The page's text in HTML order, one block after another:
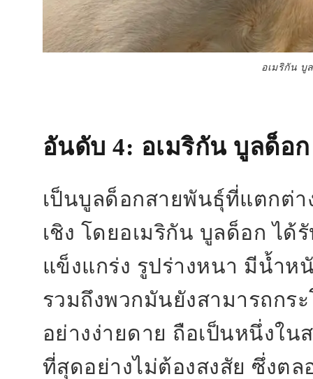
อเมริกัน บู
อันดับ 4: อเมริกัน บูลด็อก
เป็นบูลด็อกสายพันธุ์ที่แตกต่า
เชิง โดยอเมริกัน บูลด็อก ไ
แข็งแกร่ง รูปร่างหนา มีน้ำห
รวมถึงพวกมันยังสามารถกร
อย่างง่ายดาย ถือเป็นหนึ่งใ
ที่สุดอย่างไม่ต้องสงสัย ซึ่งตล